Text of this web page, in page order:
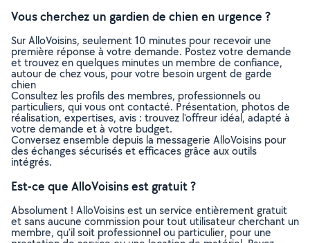
Vous cherchez un gardien de chien en urgence ?
Sur AlloVoisins, seulement 10 minutes pour recevoir une
première réponse à votre demande. Postez votre demande
et trouvez en quelques minutes un membre de confiance,
autour de chez vous, pour votre besoin urgent de garde
chien
Consultez les profils des membres, professionnels ou
particuliers, qui vous ont contacté. Présentation, photos de
réalisation, expertises, avis : trouvez l'offreur idéal, adapté à
votre demande et à votre budget.
Conversez ensemble depuis la messagerie AlloVoisins pour
des échanges sécurisés et efficaces grâce aux outils
intégrés.
Est-ce que AlloVoisins est gratuit ?
Absolument ! AlloVoisins est un service entièrement gratuit
et sans aucune commission pour tout utilisateur cherchant un
membre, qu’il soit professionnel ou particulier, pour une